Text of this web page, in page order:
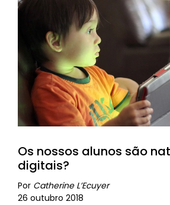
Os nossos alunos são
digitais?
Por Catherine L’Ecuyer
26 outubro 2018